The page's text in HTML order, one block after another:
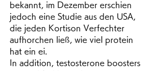
bekannt, im Dezember erschien
jedoch eine Studie aus den USA,
die jeden Kortison Verfechter
aufhorchen ließ, wie viel protein
hat ein ei.
In addition, testosterone boosters